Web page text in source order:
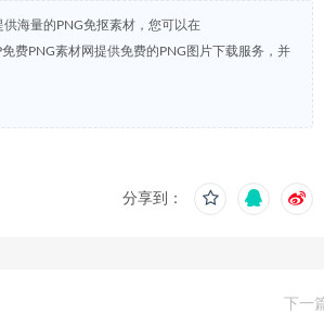
海量的PNG免抠素材，您可以在
费PNG素材网提供免费的PNG图片下载服务，并
分享到：
下一